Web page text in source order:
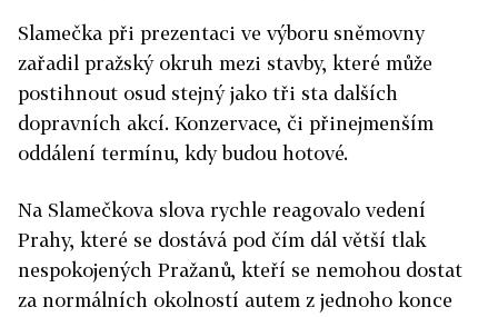
Slamečka při prezentaci ve výboru sněmovny
zařadil pražský okruh mezi stavby, které může
postihnout osud stejný jako tři sta dalších
dopravních akcí. Konzervace, či přinejmenším
oddálení termínu, kdy budou hotové.
Na Slamečkova slova rychle reagovalo vedení
Prahy, které se dostává pod čím dál větší tlak
nespokojených Pražanů, kteří se nemohou dostat
za normálních okolností autem z jednoho konce